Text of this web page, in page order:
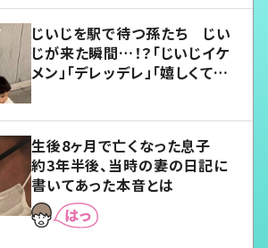
じいじを駅で待つ孫たち じい
じが来た瞬間…！？「じいじイケ
メン」「デレッデレ」「嬉しくて可
生後8ヶ月で亡くなった息子
約3年半後、当時の妻の日記に
書いてあった本音とは